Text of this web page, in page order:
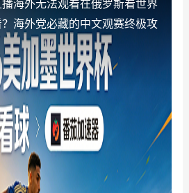
海外无法观看在俄罗斯看世界
海外党必藏的中文观赛终极攻